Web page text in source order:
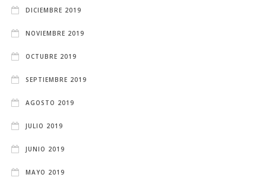
DICIEMBRE 2019
NOVIEMBRE 2019
OCTUBRE 2019
SEPTIEMBRE 2019
AGOSTO 2019
JULIO 2019
JUNIO 2019
MAYO 2019